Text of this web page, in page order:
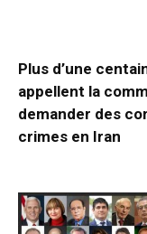
Plus d’une
appellent la
demander des
crimes en Iran